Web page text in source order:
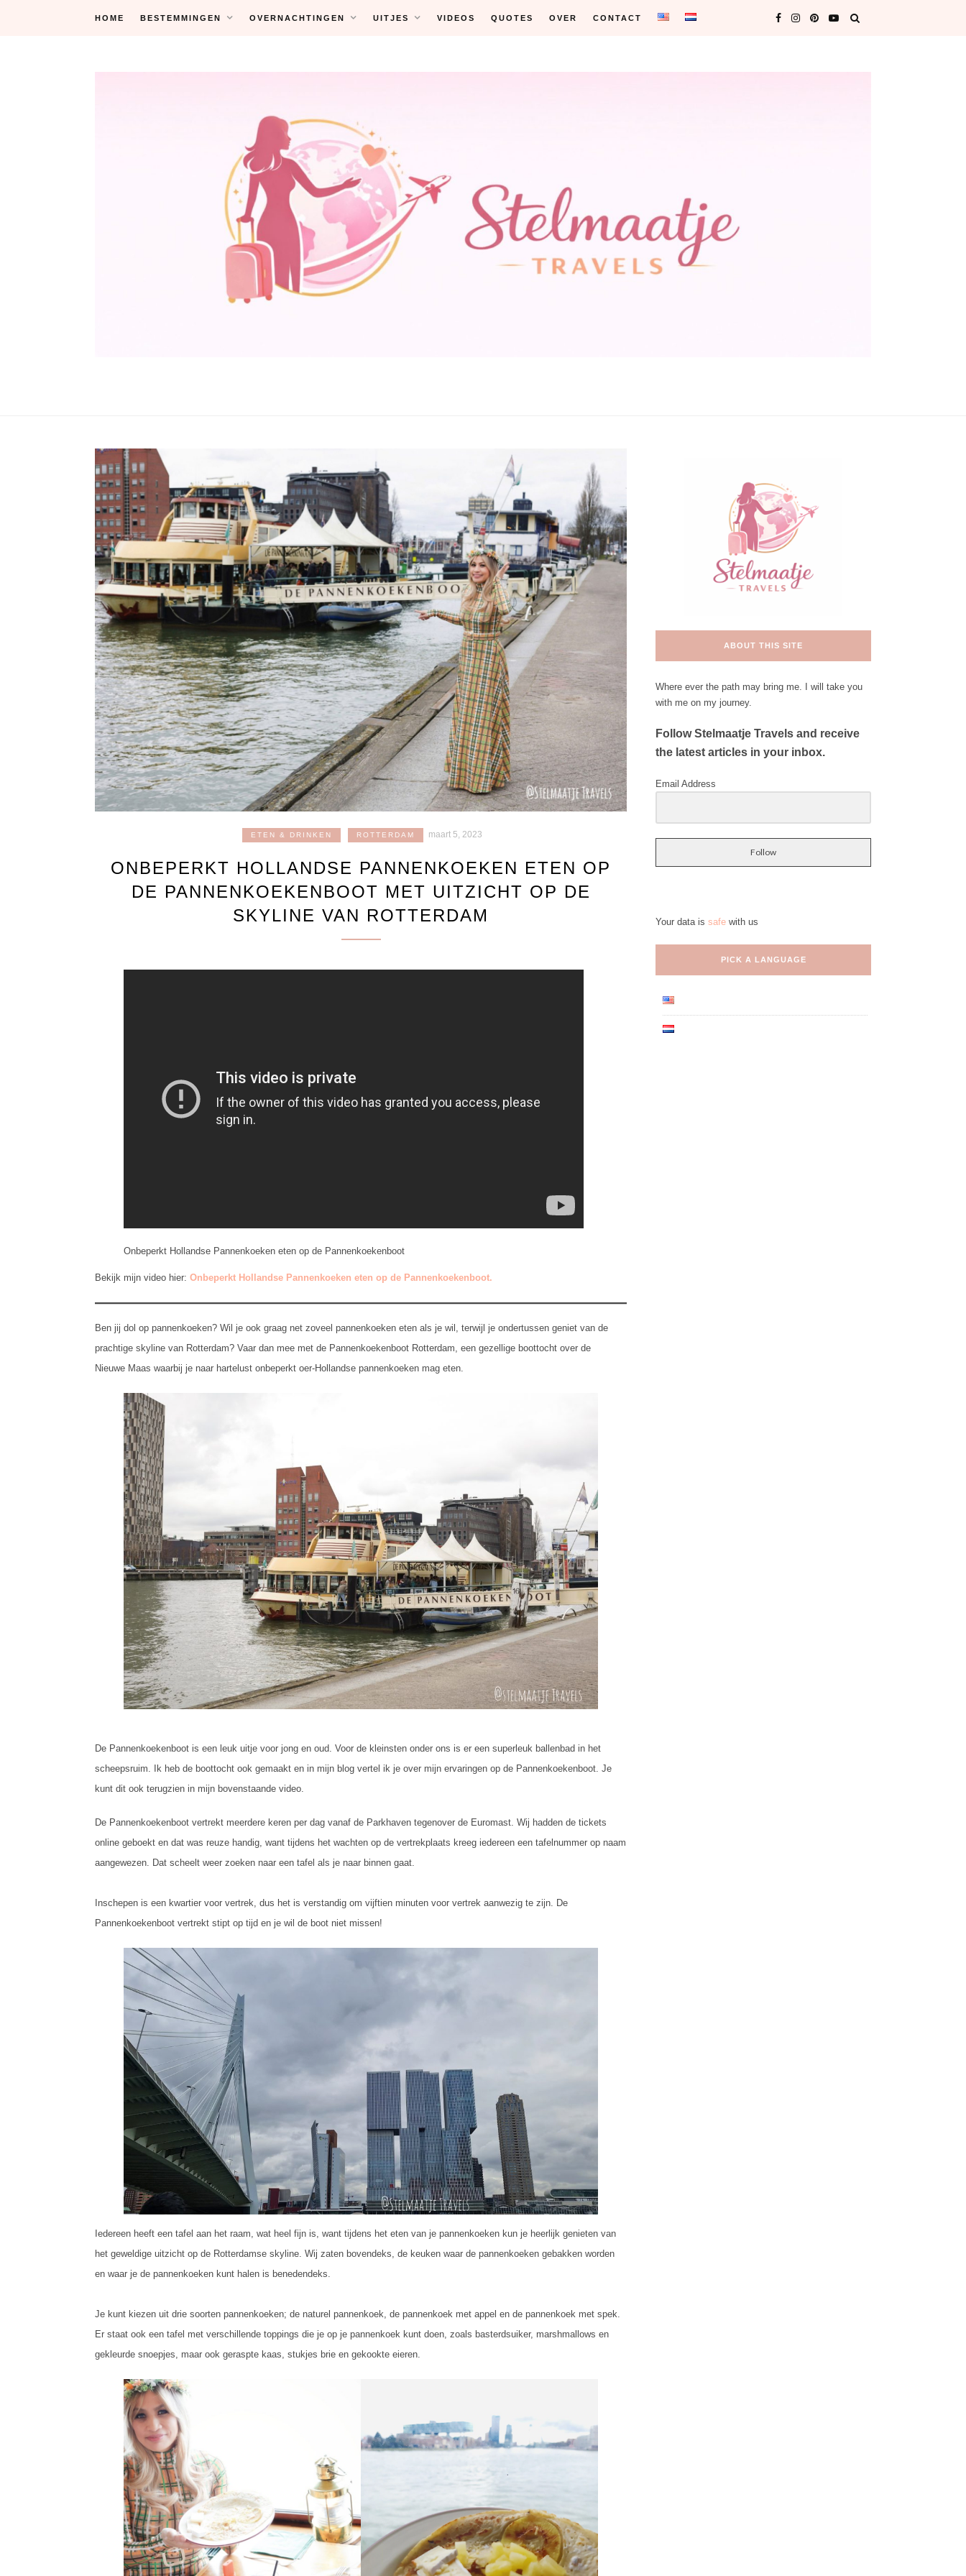
HOME BESTEMMINGEN OVERNACHTINGEN UITJES VIDEOS QUOTES OVER CONTACT
ETEN & DRINKEN ROTTERDAM maart 5, 2023
ONBEPERKT HOLLANDSE PANNENKOEKEN ETEN OP
DE PANNENKOEKENBOOT MET UITZICHT OP DE
SKYLINE VAN ROTTERDAM
Onbeperkt Hollandse Pannenkoeken eten op de Pannenkoekenboot
Bekijk mijn video hier: Onbeperkt Hollandse Pannenkoeken eten op de Pannenkoekenboot.
Ben jij dol op pannenkoeken? Wil je ook graag net zoveel pannenkoeken eten als je wil, terwijl je ondertussen geniet van de
prachtige skyline van Rotterdam? Vaar dan mee met de Pannenkoekenboot Rotterdam, een gezellige boottocht over de
Nieuwe Maas waarbij je naar hartelust onbeperkt oer-Hollandse pannenkoeken mag eten.
De Pannenkoekenboot is een leuk uitje voor jong en oud. Voor de kleinsten onder ons is er een superleuk ballenbad in het
scheepsruim. Ik heb de boottocht ook gemaakt en in mijn blog vertel ik je over mijn ervaringen op de Pannenkoekenboot. Je
kunt dit ook terugzien in mijn bovenstaande video.
De Pannenkoekenboot vertrekt meerdere keren per dag vanaf de Parkhaven tegenover de Euromast. Wij hadden de tickets
online geboekt en dat was reuze handig, want tijdens het wachten op de vertrekplaats kreeg iedereen een tafelnummer op naam
aangewezen. Dat scheelt weer zoeken naar een tafel als je naar binnen gaat.
Inschepen is een kwartier voor vertrek, dus het is verstandig om vijftien minuten voor vertrek aanwezig te zijn. De
Pannenkoekenboot vertrekt stipt op tijd en je wil de boot niet missen!
Iedereen heeft een tafel aan het raam, wat heel fijn is, want tijdens het eten van je pannenkoeken kun je heerlijk genieten van
het geweldige uitzicht op de Rotterdamse skyline. Wij zaten bovendeks, de keuken waar de pannenkoeken gebakken worden
en waar je de pannenkoeken kunt halen is benedendeks.
Je kunt kiezen uit drie soorten pannenkoeken; de naturel pannenkoek, de pannenkoek met appel en de pannenkoek met spek.
Er staat ook een tafel met verschillende toppings die je op je pannenkoek kunt doen, zoals basterdsuiker, marshmallows en
gekleurde snoepjes, maar ook geraspte kaas, stukjes brie en gekookte eieren.
ABOUT THIS SITE
Where ever the path may bring me. I will take you
with me on my journey.
Follow Stelmaatje Travels and receive
the latest articles in your inbox.
Email Address
Follow
Your data is safe with us
PICK A LANGUAGE